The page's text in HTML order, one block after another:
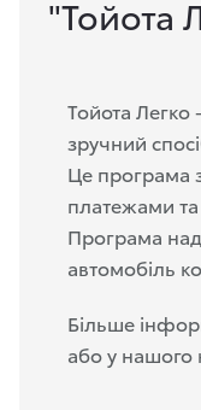
"Тойота
Тойота
зручний
Це програма
платежами
Програма
автомобіль
Більше
або у нашого